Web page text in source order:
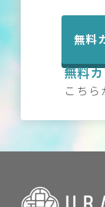
無料
無料
こちら